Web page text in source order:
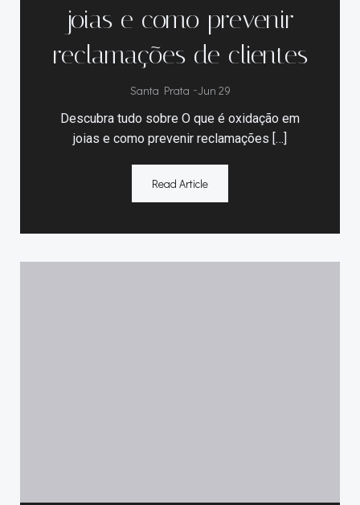
joias e como prevenir
reclamações de clientes
Santa Prata -Jun 29
Descubra tudo sobre O que é oxidação em
joias e como prevenir reclamações […]
Read Article